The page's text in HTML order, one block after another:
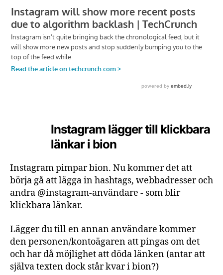
Instagram lägger till klickbara
länkar i bion
Instagram pimpar bion. Nu kommer det att
börja gå att lägga in hashtags, webbadresser och
andra @instagram-användare - som blir
klickbara länkar.
Lägger du till en annan användare kommer
den personen/kontoägaren att pingas om det
och har då möjlighet att döda länken (antar att
själva texten dock står kvar i bion?)